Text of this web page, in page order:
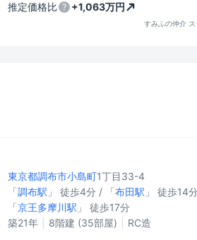
推定価格比
+1,063万円
すみふの仲介
東京都調布市小島町1丁目33-4
「調布駅 」 徒歩4分 / 「布田駅 」 徒歩14
「京王多摩川駅 」 徒歩17分
築21年
8階建 (35部屋) RC造